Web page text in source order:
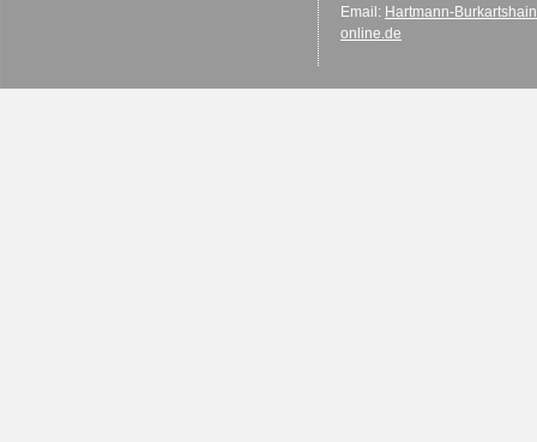
Email: Hartmann-
online.de